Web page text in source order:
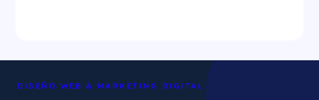
DISEÑO WEB & MARKETING DIGITAL